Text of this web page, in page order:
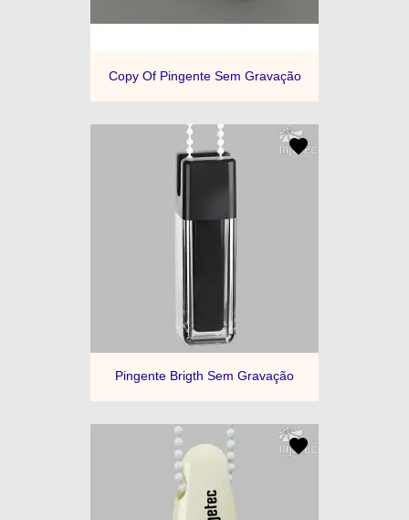
Copy Of Pingente Sem Gravação
Pingente Brigth Sem Gravação